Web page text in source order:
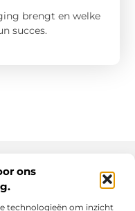
ons
technologieën om inzicht
brengt en welke
succes.